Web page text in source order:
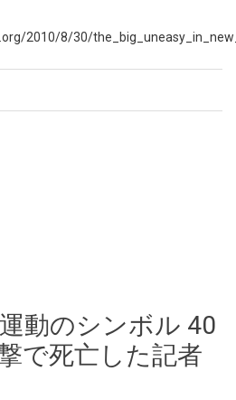
2010/8/30/
動のシンボル 40
で死亡した記者